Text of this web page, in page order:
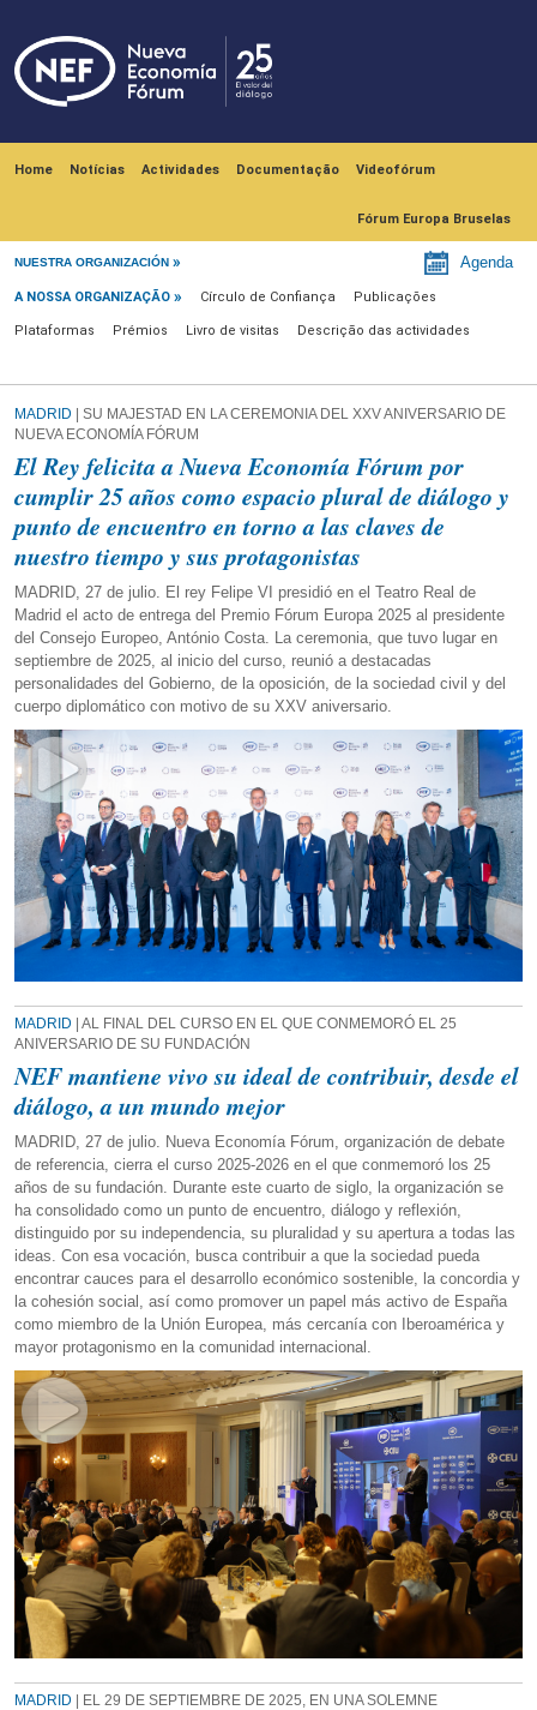
Home Notícias Actividades Documentação Videofórum
Fórum Europa Bruselas
NUESTRA ORGANIZACIÓN Agenda
A nossa organização
A NOSSA ORGANIZAÇÃO Círculo de Confiança Publicações
Plataformas Prémios Livro de visitas Descrição das actividades
MADRID | SU MAJESTAD EN LA CEREMONIA DEL XXV ANIVERSARIO DE
NUEVA ECONOMÍA FÓRUM
El Rey felicita a Nueva Economía Fórum por
cumplir 25 años como espacio plural de diálogo y
punto de encuentro en torno a las claves de
nuestro tiempo y sus protagonistas
MADRID, 27 de julio. El rey Felipe VI presidió en el Teatro Real de
Madrid el acto de entrega del Premio Fórum Europa 2025 al presidente
del Consejo Europeo, António Costa. La ceremonia, que tuvo lugar en
septiembre de 2025, al inicio del curso, reunió a destacadas
personalidades del Gobierno, de la oposición, de la sociedad civil y del
cuerpo diplomático con motivo de su XXV aniversario.
MADRID | AL FINAL DEL CURSO EN EL QUE CONMEMORÓ EL 25
ANIVERSARIO DE SU FUNDACIÓN
NEF mantiene vivo su ideal de contribuir, desde el
diálogo, a un mundo mejor
MADRID, 27 de julio. Nueva Economía Fórum, organización de debate
de referencia, cierra el curso 2025-2026 en el que conmemoró los 25
años de su fundación. Durante este cuarto de siglo, la organización se
ha consolidado como un punto de encuentro, diálogo y reflexión,
distinguido por su independencia, su pluralidad y su apertura a todas las
ideas. Con esa vocación, busca contribuir a que la sociedad pueda
encontrar cauces para el desarrollo económico sostenible, la concordia y
la cohesión social, así como promover un papel más activo de España
como miembro de la Unión Europea, más cercanía con Iberoamérica y
mayor protagonismo en la comunidad internacional.
MADRID | EL 29 DE SEPTIEMBRE DE 2025, EN UNA SOLEMNE